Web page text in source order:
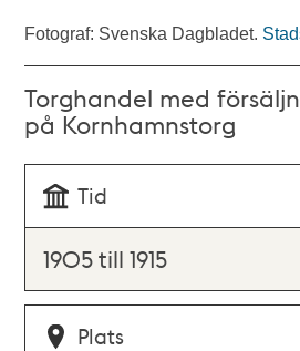
Fotograf: Svenska Dagbladet.
Torghandel med
på Kornhamnstorg
Tid
1905 till 1915
Plats